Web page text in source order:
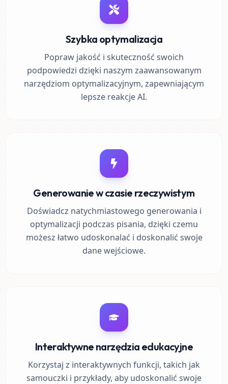
Szybka optymalizacja
Popraw jakość i skuteczność swoich
podpowiedzi dzięki naszym zaawansowanym
narzędziom optymalizacyjnym, zapewniającym
lepsze reakcje AI.
Generowanie w czasie rzeczywistym
Doświadcz natychmiastowego generowania i
optymalizacji podczas pisania, dzięki czemu
możesz łatwo udoskonalać i doskonalić swoje
dane wejściowe.
Interaktywne narzędzia edukacyjne
Korzystaj z interaktywnych funkcji, takich jak
samouczki i przykłady, aby udoskonalić swoje